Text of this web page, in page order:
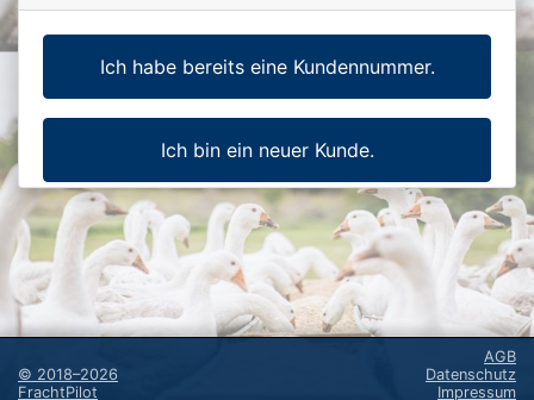
Ich habe bereits eine Kundennummer.
Ich bin ein neuer Kunde.
© 2018–2026
FrachtPilot
AGB
Datenschutz
Impressum